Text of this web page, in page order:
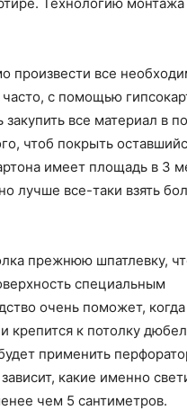
произвести все
с помощью
все материал в
чтоб покрыть
имеет площадь в 3
лучше все-таки взять
прежнюю шпатлевку,
специальным
очень поможет,
крепится к потолку
применить
какие именно
чем 5 сантиметров.